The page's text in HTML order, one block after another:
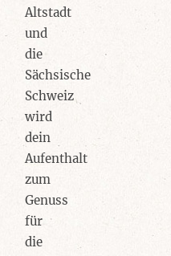
Altstadt
und
die
Sächsische
Schweiz
wird
dein
Aufenthalt
zum
Genuss
für
die